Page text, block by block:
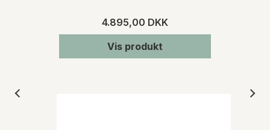
4.895,00 DKK
Vis produkt